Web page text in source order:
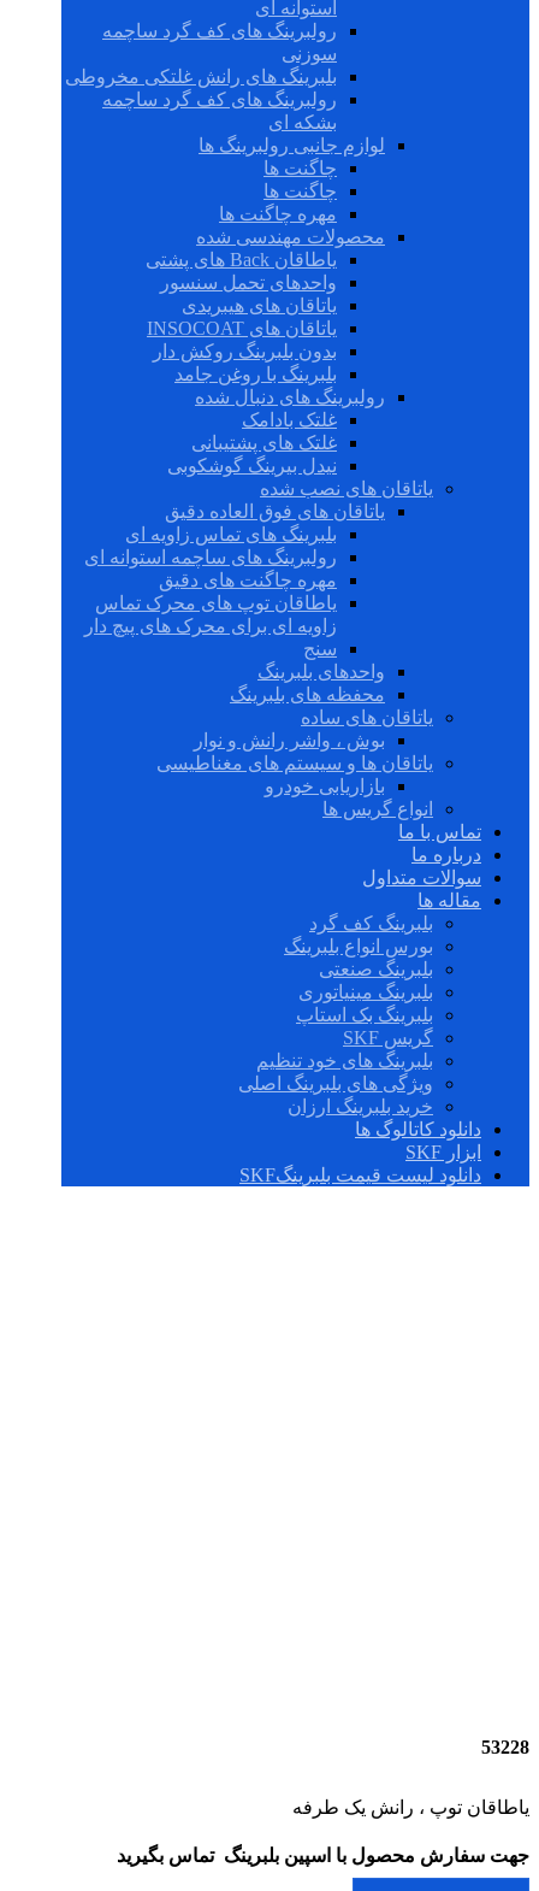
استوانه ای
رولبرینگ های کف گرد ساچمه
سوزنی
بلبرینگ های رانش غلتکی مخروطی
رولبرینگ های کف گرد ساچمه
بشکه ای
لوازم جانبی رولبرینگ ها
چاگنت ها
چاگنت ها
مهره چاگنت ها
محصولات مهندسی شده
یاطاقان Back های پشتی
واحدهای تحمل سنسور
یاتاقان های هیبریدی
یاتاقان های INSOCOAT
بدون بلبرینگ روکش دار
بلبرینگ با روغن جامد
رولبرینگ های دنبال شده
غلتک بادامک
غلتک های پشتیبانی
نیدل بیرینگ گوشکوبی
یاتاقان های نصب شده
یاتاقان های فوق العاده دقیق
بلبرینگ های تماس زاویه ای
رولبرینگ های ساچمه استوانه ای
مهره چاگنت های دقیق
یاطاقان توپ های محرک تماس
زاویه ای برای محرک های پیچ دار
سنج
واحدهای بلبرینگ
محفظه های بلبرینگ
یاتاقان های ساده
بوش ، واشر رانش و نوار
یاتاقان ها و سیستم های مغناطیسی
بازاریابی خودرو
انواع گریس ها
تماس با ما
درباره ما
سوالات متداول
مقاله ها
بلبرینگ کف گرد
بورس انواع بلبرینگ
بلبرینگ صنعتی
بلبرینگ مینیاتوری
بلبرینگ بک استاپ
گریس SKF
بلبرینگ های خود تنظیم
ویژگی های بلبرینگ اصلی
خرید بلبرینگ ارزان
دانلود کاتالوگ ها
ابزار SKF
دانلود لیست قیمت بلبرینگSKF
53228
یاطاقان توپ ، رانش یک طرفه
جهت سفارش محصول با اسپین بلبرینگ تماس بگیرید